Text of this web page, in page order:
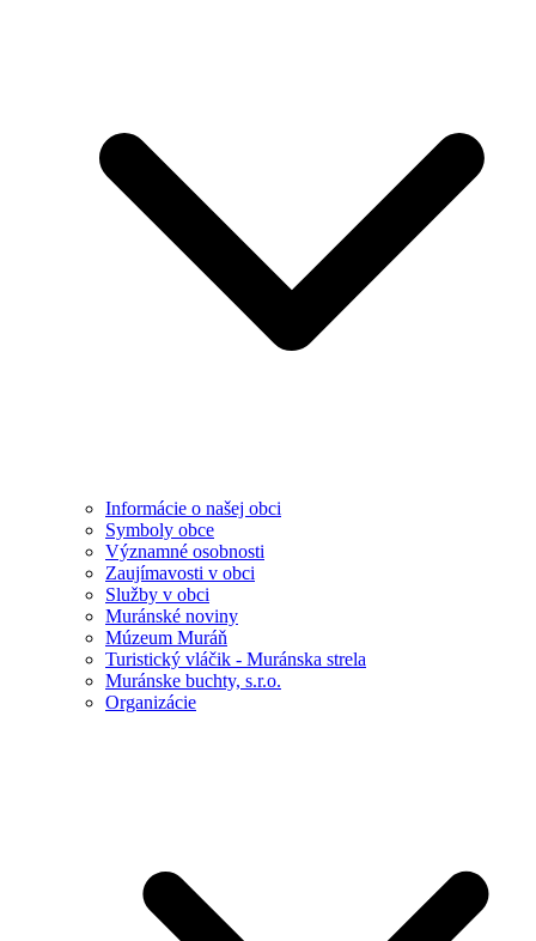
Informácie o našej obci
Symboly obce
Významné osobnosti
Zaujímavosti v obci
Služby v obci
Muránské noviny
Múzeum Muráň
Turistický vláčik - Muránska strela
Muránske buchty, s.r.o.
Organizácie